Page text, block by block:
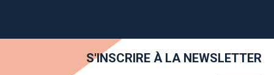
S'INSCRIRE À LA NEWSLETTER